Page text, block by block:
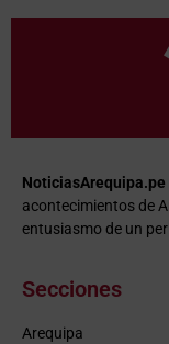
NoticiasArequipa.pe
acontecimientos de
entusiasmo de un
Secciones
Arequipa